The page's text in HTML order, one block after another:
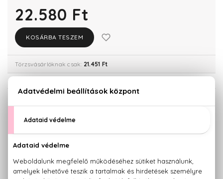
22.580 Ft
KOSÁRBA TESZEM
Törzsvásárlóknak csak: 21.451 Ft
KISZERELÉS KIVÁLASZTÁSA
30 ml
60 ml
31.940 Ft